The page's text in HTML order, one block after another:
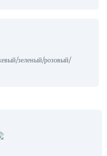
зеленый/розовый/